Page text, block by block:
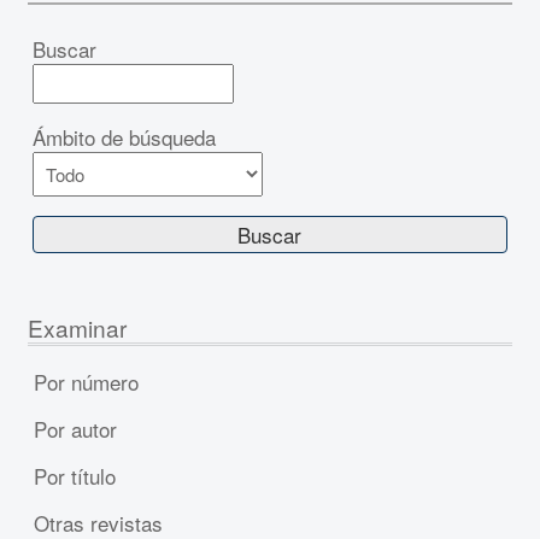
Buscar
Ámbito de búsqueda
Examinar
Por número
Por autor
Por título
Otras revistas